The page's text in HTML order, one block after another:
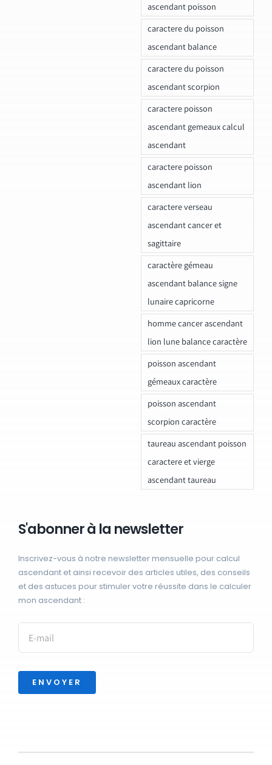
ascendant poisson
caractere du poisson
ascendant balance
caractere du poisson
ascendant scorpion
caractere poisson
ascendant gemeaux calcul
ascendant
caractere poisson
ascendant lion
caractere verseau
ascendant cancer et
sagittaire
caractère gémeau
ascendant balance signe
lunaire capricorne
homme cancer ascendant
lion lune balance caractère
poisson ascendant
gémeaux caractère
poisson ascendant
scorpion caractère
taureau ascendant poisson
caractere et vierge
ascendant taureau
S'abonner à la newsletter
Inscrivez-vous à notre newsletter mensuelle pour calcul
ascendant et ainsi recevoir des articles utiles, des conseils
et des astuces pour stimuler votre réussite dans le calculer
mon ascendant :
ENVOYER